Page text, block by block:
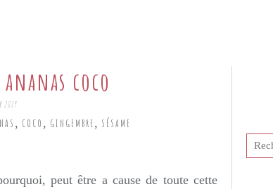
coco
2019
, COCO , GINGEMBRE, SÉSAME
peut être a cause de toute cette